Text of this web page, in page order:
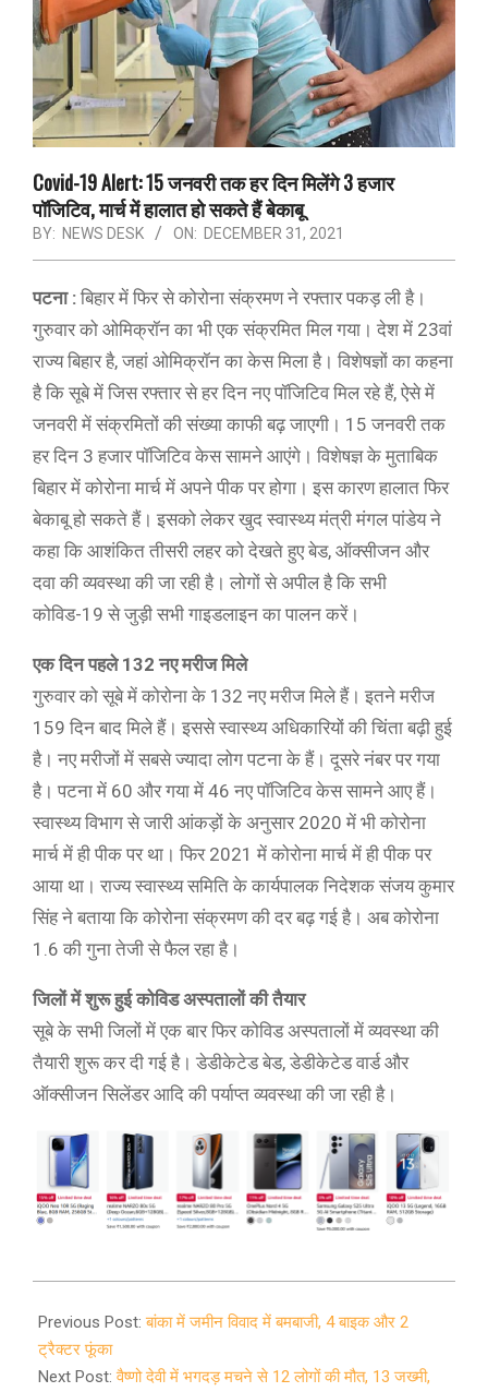
Covid-19 Alert: 15 जनवरी तक हर दिन मिलेंगे 3 हजार
पॉजिटिव, मार्च में हालात हो सकते हैं बेकाबू
BY: NEWS DESK ON: DECEMBER 31, 2021
पटना : बिहार में फिर से कोरोना संक्रमण ने रफ्तार पकड़ ली है।
गुरुवार को ओमिक्रॉन का भी एक संक्रमित मिल गया। देश में 23वां
राज्य बिहार है, जहां ओमिक्रॉन का केस मिला है। विशेषज्ञों का कहना
है कि सूबे में जिस रफ्तार से हर दिन नए पॉजिटिव मिल रहे हैं, ऐसे में
जनवरी में संक्रमितों की संख्या काफी बढ़ जाएगी। 15 जनवरी तक
हर दिन 3 हजार पॉजिटिव केस सामने आएंगे। विशेषज्ञ के मुताबिक
बिहार में कोरोना मार्च में अपने पीक पर होगा। इस कारण हालात फिर
बेकाबू हो सकते हैं। इसको लेकर खुद स्वास्थ्य मंत्री मंगल पांडेय ने
कहा कि आशंकित तीसरी लहर को देखते हुए बेड, ऑक्सीजन और
दवा की व्यवस्था की जा रही है। लोगों से अपील है कि सभी
कोविड-19 से जुड़ी सभी गाइडलाइन का पालन करें।
एक दिन पहले 132 नए मरीज मिले
गुरुवार को सूबे में कोरोना के 132 नए मरीज मिले हैं। इतने मरीज
159 दिन बाद मिले हैं। इससे स्वास्थ्य अधिकारियों की चिंता बढ़ी हुई
है। नए मरीजों में सबसे ज्यादा लोग पटना के हैं। दूसरे नंबर पर गया
है। पटना में 60 और गया में 46 नए पॉजिटिव केस सामने आए हैं।
स्वास्थ्य विभाग से जारी आंकड़ों के अनुसार 2020 में भी कोरोना
मार्च में ही पीक पर था। फिर 2021 में कोरोना मार्च में ही पीक पर
आया था। राज्य स्वास्थ्य समिति के कार्यपालक निदेशक संजय कुमार
सिंह ने बताया कि कोरोना संक्रमण की दर बढ़ गई है। अब कोरोना
1.6 की गुना तेजी से फैल रहा है।
जिलों में शुरू हुई कोविड अस्पतालों की तैयार
सूबे के सभी जिलों में एक बार फिर कोविड अस्पतालों में व्यवस्था की
तैयारी शुरू कर दी गई है। डेडीकेटेड बेड, डेडीकेटेड वार्ड और
ऑक्सीजन सिलेंडर आदि की पर्याप्त व्यवस्था की जा रही है।
12-
31
Previous Post:बांका में जमीन विवाद में बमबाजी, 4 बाइक और 2
ट्रैक्टर फूंका
Next Post:वैष्णो देवी में भगदड़ मचने से 12 लोगों की मौत, 13 जख्मी,